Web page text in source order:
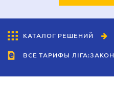
КАТАЛОГ РЕШЕНИЙ
ВСЕ ТАРИФЫ ЛІГА:ЗАКОН